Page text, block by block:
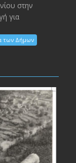
στην
για
των Δήμων